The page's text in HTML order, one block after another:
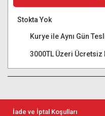
Stokta Yok
Kurye ile Aynı Gün
3000TL Üzeri Ücretsiz
İade ve İptal Koşulları